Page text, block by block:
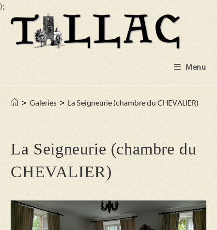
);
Skip
content
Menu
> Galeries > La Seigneurie (chambre du CHEVALIER)
La Seigneurie (chambre du
CHEVALIER)